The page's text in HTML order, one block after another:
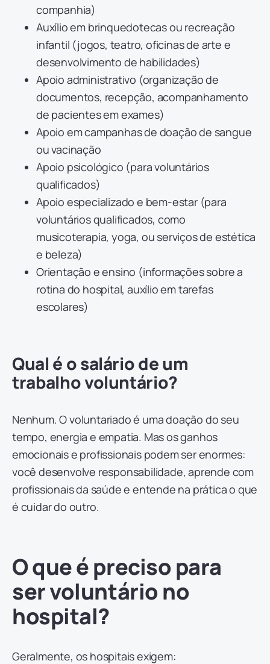
companhia)
Auxílio em brinquedotecas ou recreação
infantil (jogos, teatro, oficinas de arte e
desenvolvimento de habilidades)
Apoio administrativo (organização de
documentos, recepção, acompanhamento
de pacientes em exames)
Apoio em campanhas de doação de sangue
ou vacinação
Apoio psicológico (para voluntários
qualificados)
Apoio especializado e bem-estar (para
voluntários qualificados, como
musicoterapia, yoga, ou serviços de estética
e beleza)
Orientação e ensino (informações sobre a
rotina do hospital, auxílio em tarefas
escolares)
Qual é o salário de um
trabalho voluntário?
Nenhum. O voluntariado é uma doação do seu
tempo, energia e empatia. Mas os ganhos
emocionais e profissionais podem ser enormes:
você desenvolve responsabilidade, aprende com
profissionais da saúde e entende na prática o que
é cuidar do outro.
O que é preciso para
ser voluntário no
hospital?
Geralmente, os hospitais exigem: